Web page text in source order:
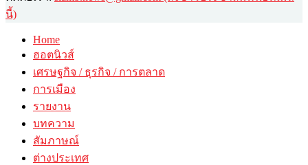
นี้)
Home
ฮอตนิวส์
เศรษฐกิจ / ธุรกิจ / การตลาด
การเมือง
รายงาน
บทความ
สัมภาษณ์
ต่างประเทศ